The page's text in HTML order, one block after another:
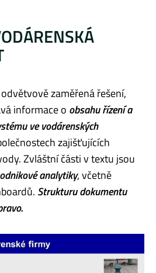
zaměřená řešení,
informace o obsahu řízení a
ve vodárenských
zajišťujících
Zvláštní části v textu jsou
analytiky, včetně
Strukturu dokumentu